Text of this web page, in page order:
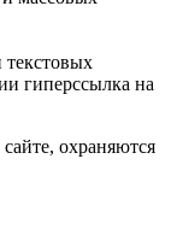
гиперссылка на
охраняются